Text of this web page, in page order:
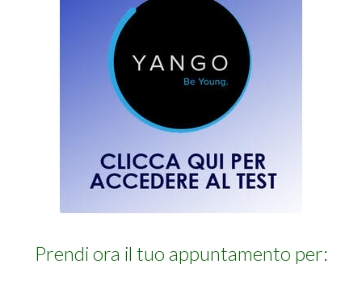
Prendi ora il tuo appuntamento per: